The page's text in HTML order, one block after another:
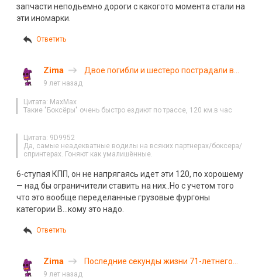
запчасти неподьемно дороги с какогото момента стали на
эти иномарки.
Ответить
Zima
Двое погибли и шестеро пострадали в
9 лет назад
Цитата: MaxMax
Такие "Боксёры" очень быстро ездиют по трассе, 120 км.в час
Цитата: 9D9952
Да, самые неадекватные водилы на всяких партнерах/боксера/
спринтерах. Гоняют как умалишённые.
6-ступая КПП, он не напрягаясь идет эти 120, по хорошему
— над бы ограничители ставить на них..Но с учетом того
что это вообще переделанные грузовые фургоны
категории В…кому это надо.
Ответить
Zima
Последние секунды жизни 71-летнего
9 лет назад